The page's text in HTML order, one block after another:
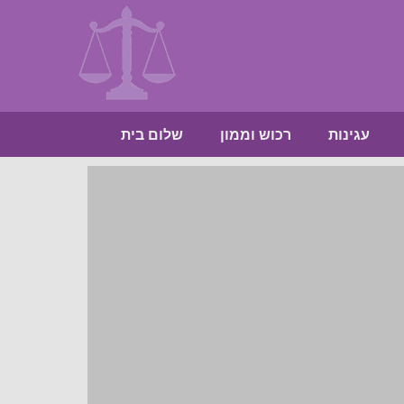
עגינות רכוש וממון שלום בית